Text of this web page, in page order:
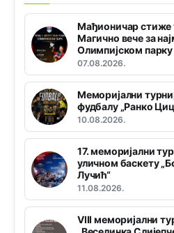
Мађионичар стиже
Магично вече за
Олимпијском парку
07.08.2026.
Меморијални
фудбалу „Ранко
10.08.2026.
17. меморијални
уличном баскету
Лучић“
11.08.2026.
VIII меморијални